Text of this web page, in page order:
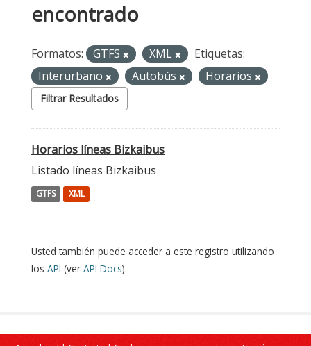
encontrado
Formatos: GTFS XML
Etiquetas:
Interurbano
Autobús Horarios
Filtrar Resultados
Horarios líneas Bizkaibus
Listado líneas Bizkaibus
GTFS XML
Usted también puede acceder a este registro utilizando
los API (ver API Docs).